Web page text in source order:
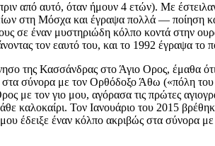
από αυτό, όταν ήμουν 4 ετών). Με
στη Μόσχα και έγραψα πολλά — ποίηση
σε έναν μυστηριώδη κόλπο κοντά στην
τον εαυτό του, και το 1992 έγραψα το
της Κασσάνδρας στο Άγιο Oρος, έμαθα
στα σύνορα με τον Ορθόδοξο Άθω («πόλη
τον γιο μου, αγόρασα τις πρώτες
καλοκαίρι. Τον Ιανουάριο του 2015
έδειξε έναν κόλπο ακριβώς στα σύνορα